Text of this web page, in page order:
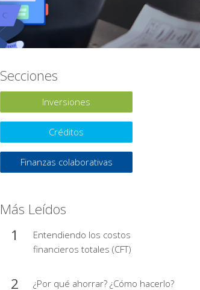
Secciones
Inversiones
Créditos
Finanzas colaborativas
Más Leídos
Entendiendo los costos
financieros totales (CFT)
¿Por qué ahorrar? ¿Cómo hacerlo?